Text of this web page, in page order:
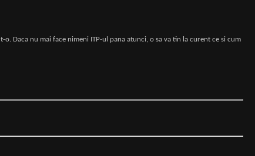
Daca nu mai face nimeni ITP-ul pana atunci, o sa va tin la curent ce si cum